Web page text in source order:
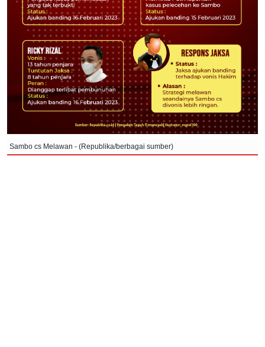
Sambo cs Melawan - (Republika/berbagai sumber)